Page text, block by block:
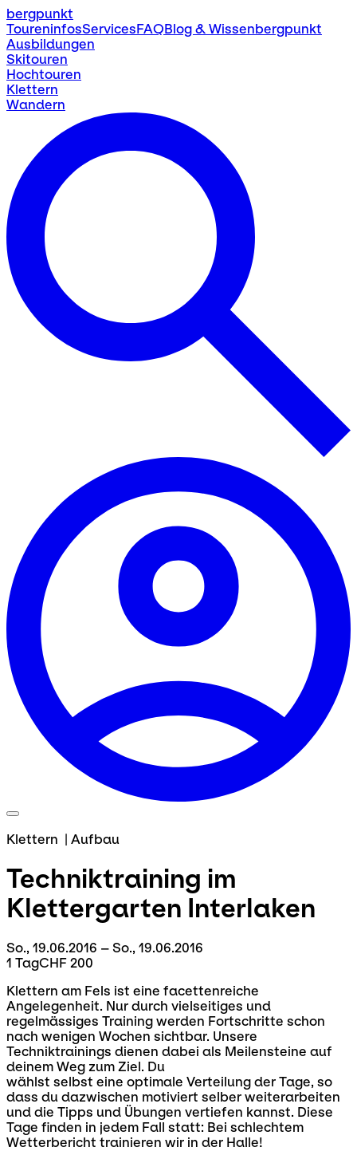
bergpunkt
ToureninfosServicesFAQBlog & Wissenbergpunkt
Ausbildungen
Skitouren
Hochtouren
Klettern
Wandern
Klettern | Aufbau
Techniktraining im
Klettergarten Interlaken
So., 19.06.2016 – So., 19.06.2016
1 TagCHF 200
Klettern am Fels ist eine facettenreiche
Angelegenheit. Nur durch vielseitiges und
regelmässiges Training werden Fortschritte schon
nach wenigen Wochen sichtbar. Unsere
Techniktrainings dienen dabei als Meilensteine auf
deinem Weg zum Ziel. Du
wählst selbst eine optimale Verteilung der Tage, so
dass du dazwischen motiviert selber weiterarbeiten
und die Tipps und Übungen vertiefen kannst. Diese
Tage finden in jedem Fall statt: Bei schlechtem
Wetterbericht trainieren wir in der Halle!